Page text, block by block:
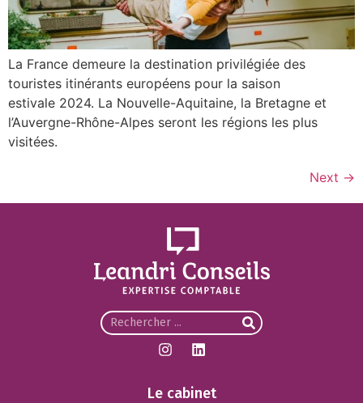
La France demeure la destination privilégiée des
touristes itinérants européens pour la saison
estivale 2024. La Nouvelle-Aquitaine, la Bretagne et
l’Auvergne-Rhône-Alpes seront les régions les plus
visitées.
Next →
Le cabinet